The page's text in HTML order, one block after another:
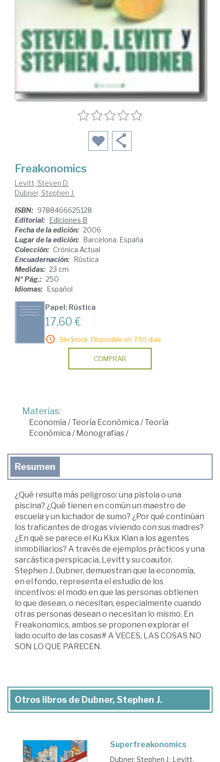
Freakonomics
Levitt, Steven D.
Dubner, Stephen J.
ISBN: 9788466625128
Editorial: Ediciones B
Fecha de la edición: 2006
Lugar de la edición: Barcelona. España
Colección: Crónica Actual
Encuadernación: Rústica
Medidas: 23 cm
Nº Pág.: 250
Idiomas: Español
Papel: Rústica
17,60 €
Sin Stock. Disponible en 7/10 días.
COMPRAR
Materias:
Economía /Teoría Económica /Teoría
Económica /Monografías/
Resumen
¿Qué resulta más peligroso: una pistola o una
piscina? ¿Qué tienen en común un maestro de
escuela y un luchador de sumo? ¿Por qué continúan
los traficantes de drogas viviendo con sus madres?
¿En qué se parece el Ku Klux Klan a los agentes
inmobiliarios? A través de ejemplos prácticos y una
sarcástica perspicacia, Levitt y su coautor,
Stephen J. Dubner, demuestran que la economía,
en el fondo, representa el estudio de los
incentivos: el modo en que las personas obtienen
lo que desean, o necesitan, especialmente cuando
otras personas desean o necesitan lo mismo. En
Freakonomics, ambos se proponen explorar el
lado oculto de las cosas# A VECES, LAS COSAS NO
SON LO QUE PARECEN.
Otros libros de Dubner, Stephen J.
Superfreakonomics
Dubner, Stephen J.; Levitt,